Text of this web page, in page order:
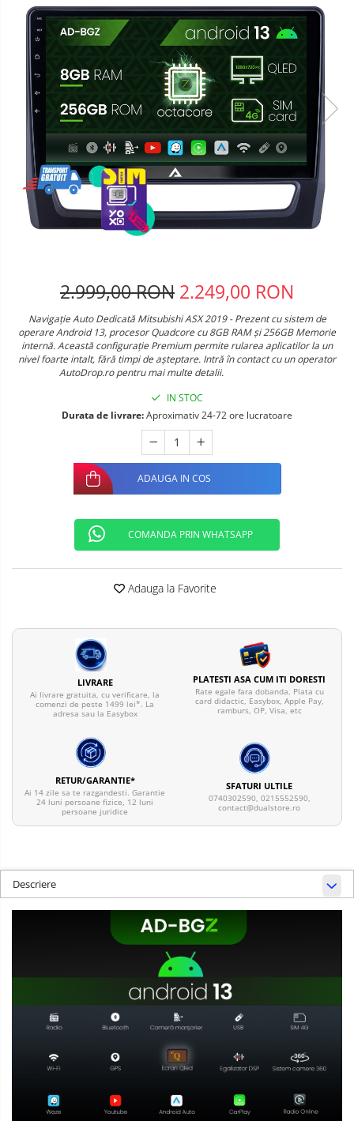
Telefoane mobile Ulefone
Telefoane mobile Unihertz
Telefoane mobile Cubot
Telefoane mobile Blackview
Telefoane mobile OSCAL
Telefoane mobile Fossibot
Telefoane mobile Lagenio
Telefoane mobile Samsung
Telefoane mobile iSEN
Telefoane mobile F150
Telefoane mobile HUAWEI
Telefoane mobile AGM
Telefoane mobile Realme
Telefoane mobile ZTE Nubia
Telefoane mobile ALTE BRANDURI
2.999,00 RON 2.249,00 RON
Navigație Auto Dedicată Mitsubishi ASX 2019 - Prezent cu sistem de
operare Android 13, procesor Quadcore cu 8GB RAM și 256GB Memorie
internă. Această configurație Premium permite rularea aplicatilor la un
nivel foarte intalt, fără timpi de așteptare. Intră în contact cu un operator
AutoDrop.ro pentru mai multe detalii.
IN STOC
Durata de livrare:Aproximativ 24-72 ore lucratoare
ADAUGA IN COS
COMANDA PRIN WHATSAPP
Adauga la Favorite
LIVRARE
Ai livrare gratuita, cu verificare, la
comenzi de peste 1499 lei*. La
adresa sau la Easybox
PLATESTI ASA CUM ITI DORESTI
Rate egale fara dobanda, Plata cu
card didactic, Easybox, Apple Pay,
ramburs, OP, Visa, etc
RETUR/GARANTIE*
Ai 14 zile sa te razgandesti. Garantie
24 luni persoane fizice, 12 luni
persoane juridice
SFATURI ULTILE
0740302590, 0215552590,
contact@dualstore.ro
Descriere